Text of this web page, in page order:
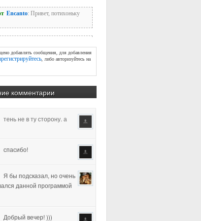
добавлять сообщения, для добавления
, либо авторизуйтесь на
комментарии
спасибо!
Я бы подсказал, но очень
данной программой
Добрый вечер! )))